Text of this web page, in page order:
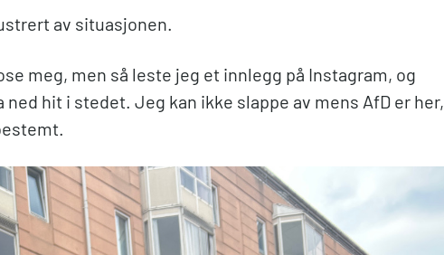
av situasjonen.
meg, men så leste jeg et innlegg på Instagram, og
hit i stedet. Jeg kan ikke slappe av mens AfD er her,